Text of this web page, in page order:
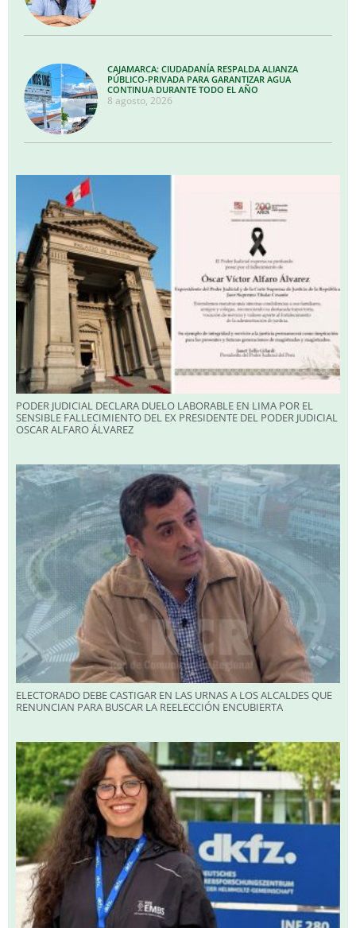
CAJAMARCA: CIUDADANÍA RESPALDA ALIANZA
PÚBLICO-PRIVADA PARA GARANTIZAR AGUA
CONTINUA DURANTE TODO EL AÑO
8 agosto, 2026
PODER JUDICIAL DECLARA DUELO LABORABLE EN LIMA POR EL
SENSIBLE FALLECIMIENTO DEL EX PRESIDENTE DEL PODER JUDICIAL
OSCAR ALFARO ÁLVAREZ
ELECTORADO DEBE CASTIGAR EN LAS URNAS A LOS ALCALDES QUE
RENUNCIAN PARA BUSCAR LA REELECCIÓN ENCUBIERTA